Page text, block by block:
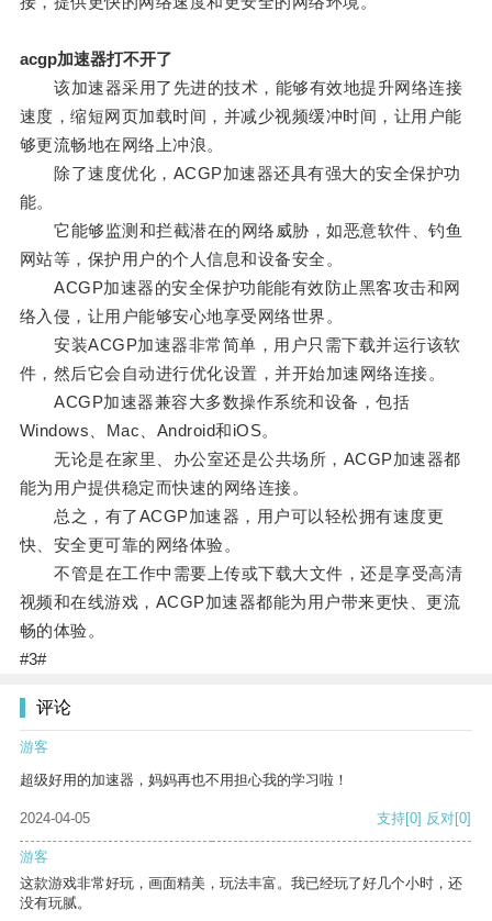
acgp加速器打不开了
该加速器采用了先进的技术，能够有效地提升网络连接
速度，缩短网页加载时间，并减少视频缓冲时间，让用户能
够更流畅地在网络上冲浪。
除了速度优化，ACGP加速器还具有强大的安全保护功
能。
它能够监测和拦截潜在的网络威胁，如恶意软件、钓鱼
网站等，保护用户的个人信息和设备安全。
ACGP加速器的安全保护功能能有效防止黑客攻击和网
络入侵，让用户能够安心地享受网络世界。
安装ACGP加速器非常简单，用户只需下载并运行该软
件，然后它会自动进行优化设置，并开始加速网络连接。
ACGP加速器兼容大多数操作系统和设备，包括
Windows、Mac、Android和iOS。
无论是在家里、办公室还是公共场所，ACGP加速器都
能为用户提供稳定而快速的网络连接。
总之，有了ACGP加速器，用户可以轻松拥有速度更
快、安全更可靠的网络体验。
不管是在工作中需要上传或下载大文件，还是享受高清
视频和在线游戏，ACGP加速器都能为用户带来更快、更流
畅的体验。
#3#
评论
游客
超级好用的加速器，妈妈再也不用担心我的学习啦！
2024-04-05 支持[0] 反对[0]
游客
这款游戏非常好玩，画面精美，玩法丰富。我已经玩了好几个小时，还
没有玩腻。